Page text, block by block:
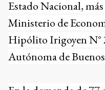
Estado Nacional,
Ministerio de
Hipólito Irigoyen N°
Autónoma de